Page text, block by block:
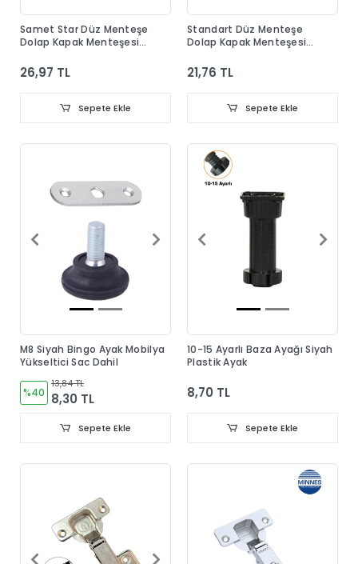
Samet Star Düz Menteşe
Dolap Kapak Menteşesi
26,97 TL
Sepete Ekle
Standart Düz Menteşe
Dolap Kapak Menteşesi
21,76 TL
Sepete Ekle
M8 Siyah Bingo Ayak Mobilya
Yükseltici Sac Dahil
%40
13,84 TL
8,30 TL
Sepete Ekle
10-15 Ayarlı Baza Ayağı Siyah
Plastik Ayak
8,70 TL
Sepete Ekle